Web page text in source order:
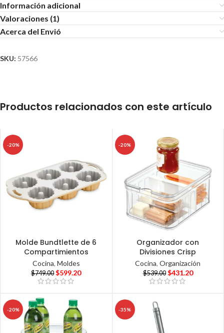
Información adicional
Valoraciones (1)
Acerca del Envió
SKU: 57566
Productos relacionados con este artículo
-20%
Molde Bundtlette de 6
Compartimientos
Cocina, Moldes
$749.00 $599.20
-20%
Organizador con
Divisiones Crisp
Cocina,Organización
$539.00 $431.20
-20% -35%